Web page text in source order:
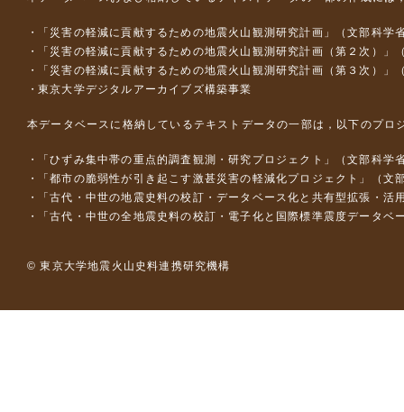
「災害の軽減に貢献するための地震火山観測研究計画」（文部科学
「災害の軽減に貢献するための地震火山観測研究計画（第２次）」
「災害の軽減に貢献するための地震火山観測研究計画（第３次）」
東京大学デジタルアーカイブズ構築事業
本データベースに格納しているテキストデータの一部は，以下のプロ
「ひずみ集中帯の重点的調査観測・研究プロジェクト」（文部科
「都市の脆弱性が引き起こす激甚災害の軽減化プロジェクト」（
「古代・中世の地震史料の校訂・データベース化と共有型拡張・
「古代・中世の全地震史料の校訂・電子化と国際標準震度データ
© 東京大学地震火山史料連携研究機構